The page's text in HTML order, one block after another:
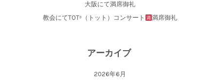
大阪にて満席御礼
教会にてTOT³（トット）コンサート
満席御礼
アーカイブ
2026年6月